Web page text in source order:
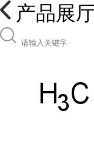
产品展